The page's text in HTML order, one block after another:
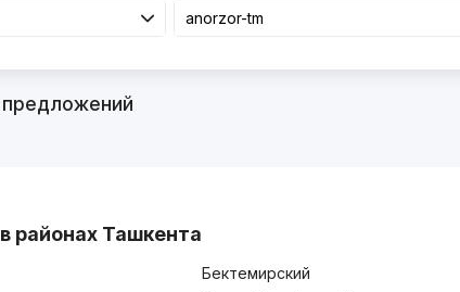
предложений
районах Ташкента
Бектемирский